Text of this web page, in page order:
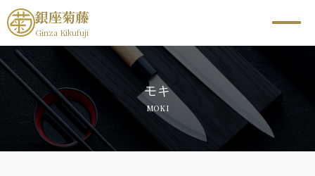
銀座菊藤
Ginza Kikufuji
モキ
MOKI